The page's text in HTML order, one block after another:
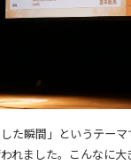
した瞬間」というテー
れました。こんなに